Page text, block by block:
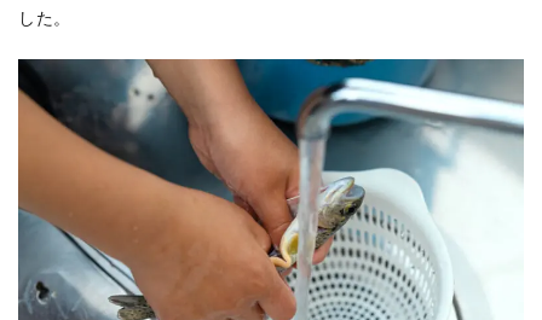
した。